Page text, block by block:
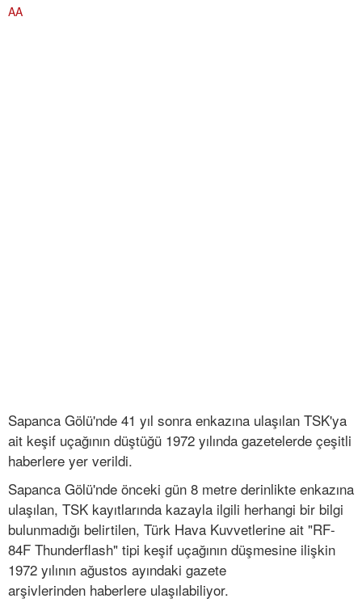
AA
Sapanca Gölü'nde 41 yıl sonra enkazına ulaşılan TSK'ya
ait keşif uçağının düştüğü 1972 yılında gazetelerde çeşitli
haberlere yer verildi.
Sapanca Gölü'nde önceki gün 8 metre derinlikte enkazına
ulaşılan, TSK kayıtlarında kazayla ilgili herhangi bir bilgi
bulunmadığı belirtilen, Türk Hava Kuvvetlerine ait "RF-
84F Thunderflash" tipi keşif uçağının düşmesine ilişkin
1972 yılının ağustos ayındaki gazete
arşivlerinden haberlere ulaşılabiliyor.